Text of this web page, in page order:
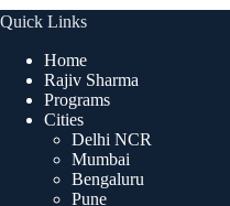
Quick Links
Home
Rajiv Sharma
Programs
Cities
Delhi NCR
Mumbai
Bengaluru
Pune